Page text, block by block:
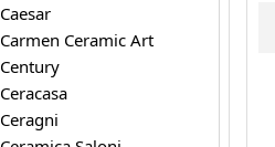
Caesar
Carmen Ceramic Art
Century
Ceracasa
Ceragni